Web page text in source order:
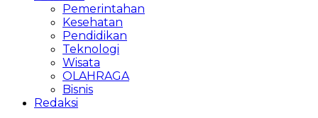
Pemerintahan
Kesehatan
Pendidikan
Teknologi
Wisata
OLAHRAGA
Bisnis
Redaksi